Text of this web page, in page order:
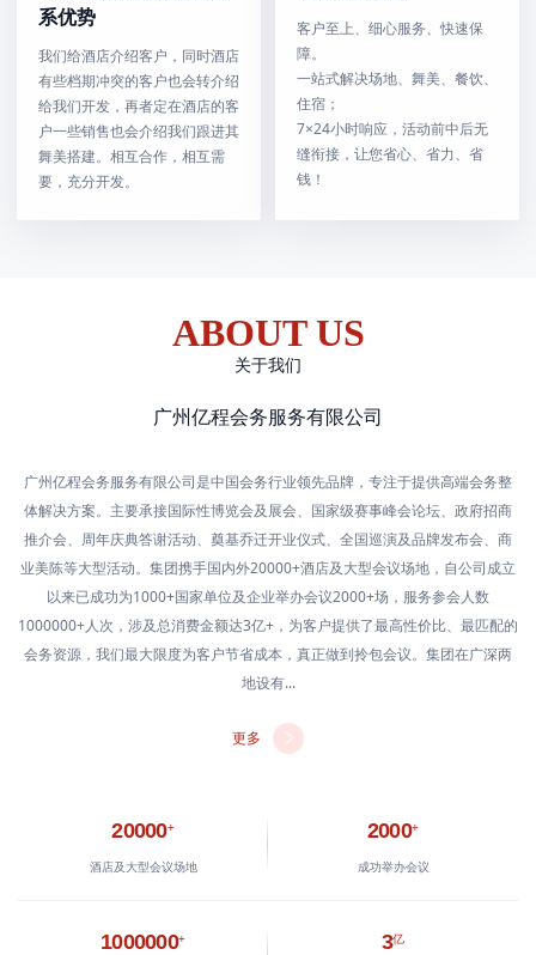
系优势
我们给酒店介绍客户，同时酒店
有些档期冲突的客户也会转介绍
给我们开发，再者定在酒店的客
户一些销售也会介绍我们跟进其
舞美搭建。相互合作，相互需
要，充分开发。
客户至上、细心服务、快速保
障。
一站式解决场地、舞美、餐饮、
住宿；
7×24小时响应，活动前中后无
缝衔接，让您省心、省力、省
钱！
ABOUT US
关于我们
广州亿程会务服务有限公司
广州亿程会务服务有限公司是中国会务行业领先品牌，专注于提供高端会务整
体解决方案。主要承接国际性博览会及展会、国家级赛事峰会论坛、政府招商
推介会、周年庆典答谢活动、奠基乔迁开业仪式、全国巡演及品牌发布会、商
业美陈等大型活动。集团携手国内外20000+酒店及大型会议场地，自公司成立
以来已成功为1000+国家单位及企业举办会议2000+场，服务参会人数
1000000+人次，涉及总消费金额达3亿+，为客户提供了最高性价比、最匹配的
会务资源，我们最大限度为客户节省成本，真正做到拎包会议。集团在广深两
地设有...
更多
20000+
酒店及大型会议场地
2000+
成功举办会议
1000000+ 3亿